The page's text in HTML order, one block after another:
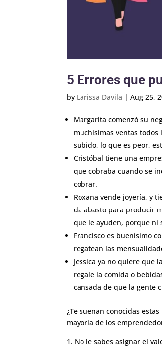
5 Errores que
by Larissa Davila |Aug 25,
Margarita comenzó su
muchísimas ventas todos
subido, lo que es peor,
Cristóbal tiene una
que cobraba cuando se
cobrar.
Roxana vende joyería, y
da abasto para producir
que le ayuden, porque ni
Francisco es buenísimo
regatean las
Jessica ya no quiere que
regale la comida o
cansada de que la gente
¿Te suenan conocidas
mayoría de los
No le sabes asignar el